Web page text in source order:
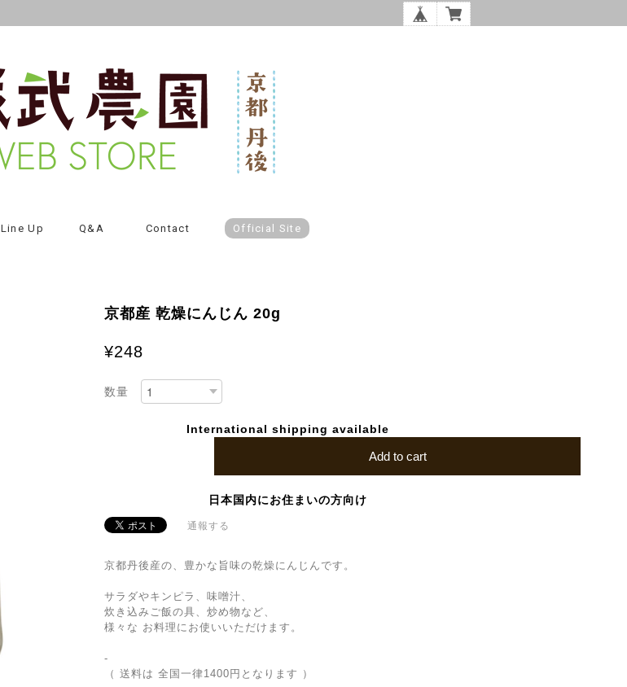
Line Up Q&A Contact Official Site
京都産 乾燥にんじん 20g
¥248
数量
International shipping available
Add to cart
日本国内にお住まいの方向け
通報する
京都丹後産の、豊かな旨味の乾燥にんじんです。
サラダやキンピラ、味噌汁、
炊き込みご飯の具、炒め物など、
様々な お料理にお使いいただけます。
-
（ 送料は 全国一律1400円となります ）